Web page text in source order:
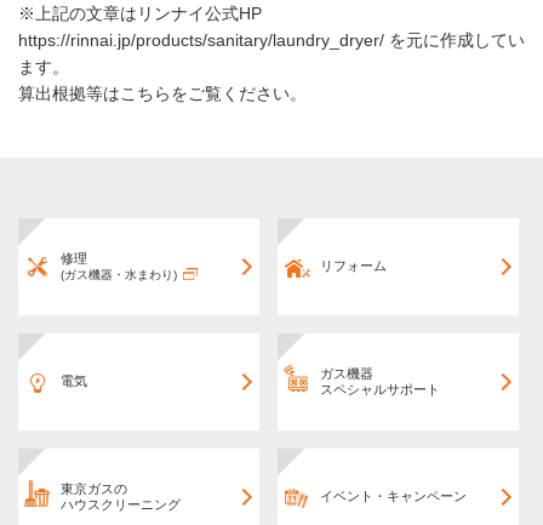
※上記の文章はリンナイ公式HP
https://rinnai.jp/products/sanitary/laundry_dryer/ を元に作成してい
ます。
算出根拠等はこちらをご覧ください。
修理
(ガス機器・水まわり)
リフォーム
電気
ガス機器
スペシャルサポート
東京ガスの
ハウスクリーニング
イベント・キャンペーン